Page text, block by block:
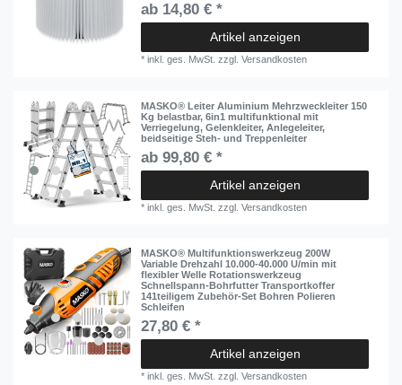
ab 14,80 € *
Artikel anzeigen
*inkl. ges. MwSt. zzgl.Versandkosten
MASKO® Leiter Aluminium Mehrzweckleiter 150
Kg belastbar, 6in1 multifunktional mit
Verriegelung, Gelenkleiter, Anlegeleiter,
beidseitige Steh- und Treppenleiter
ab 99,80 € *
Artikel anzeigen
*inkl. ges. MwSt. zzgl.Versandkosten
MASKO® Multifunktionswerkzeug 200W
Variable Drehzahl 10.000-40.000 U/min mit
flexibler Welle Rotationswerkzeug
Schnellspann-Bohrfutter Transportkoffer
141teiligem Zubehör-Set Bohren Polieren
Schleifen
27,80 € *
Artikel anzeigen
*inkl. ges. MwSt. zzgl.Versandkosten